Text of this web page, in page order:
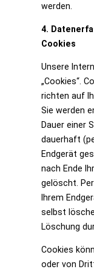
werden.
4.
Cookies
Unsere
„Cookies“.
richten auf
Sie werden
Dauer einer
dauerhaft
Endgerät
nach Ende
gelöscht.
Ihrem
selbst
Löschung
Cookies
oder von